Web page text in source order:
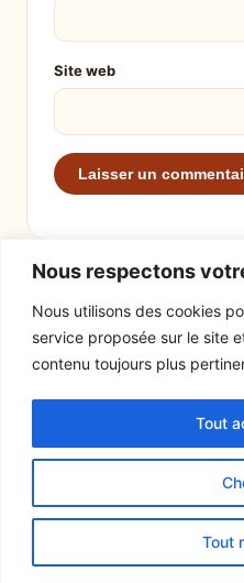
Nous respectons
Nous utilisons des cookies
service proposée sur le site
contenu toujours plus
Tout
Tout
Site web
© 2026